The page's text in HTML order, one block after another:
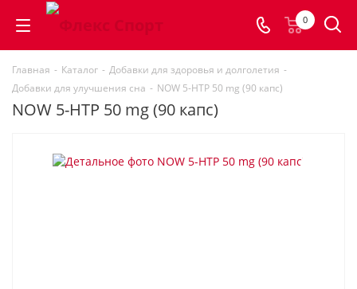
0
Главная - Каталог - Добавки для здоровья и долголетия -
Добавки для улучшения сна - NOW 5-HTP 50 mg (90 капс)
NOW 5-HTP 50 mg (90 капс)